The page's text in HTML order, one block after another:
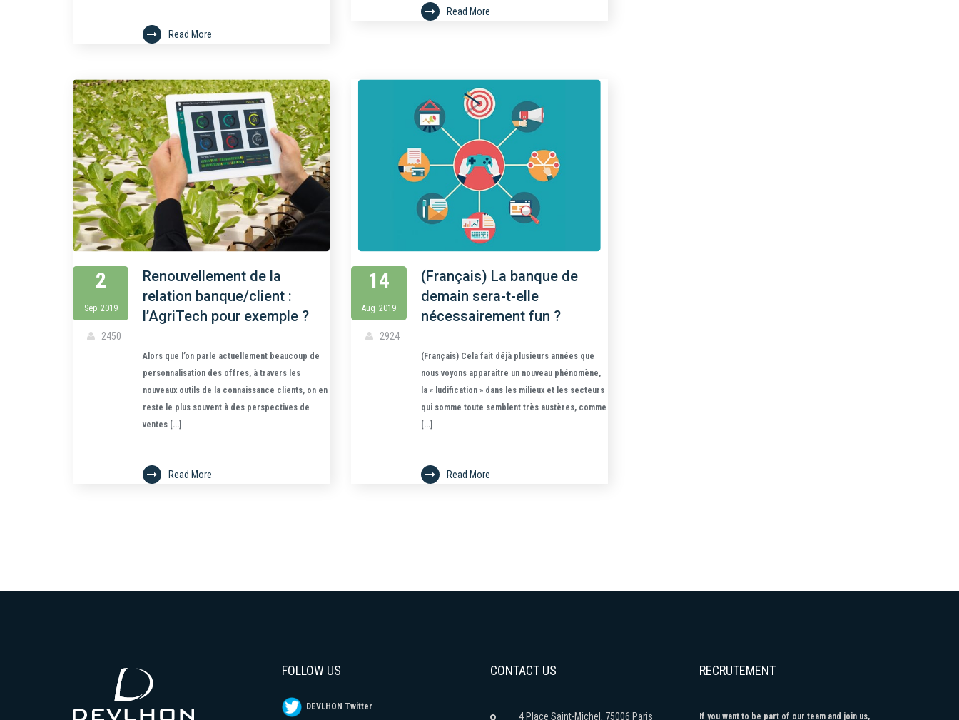
Read More
Read More
2
Sep 2019
2450
Renouvellement de la
relation banque/client :
l’AgriTech pour exemple ?
Alors que l’on parle actuellement beaucoup de
personnalisation des offres, à travers les
nouveaux outils de la connaissance clients, on en
reste le plus souvent à des perspectives de
ventes [...]
Read More
14
Aug 2019
2924
(Français) La banque de
demain sera-t-elle
nécessairement fun ?
(Français) Cela fait déjà plusieurs années que
nous voyons apparaitre un nouveau phénomène,
la « ludification » dans les milieux et les secteurs
qui somme toute semblent très austères, comme
[...]
Read More
FOLLOW US
DEVLHON Twitter
CONTACT US
4 Place Saint-Michel, 75006 Paris
RECRUTEMENT
If you want to be part of our team and join us,